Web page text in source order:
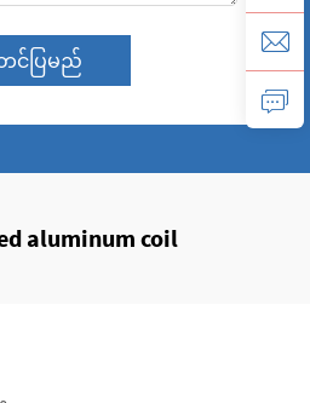
င်ပြမည်
aluminum coil